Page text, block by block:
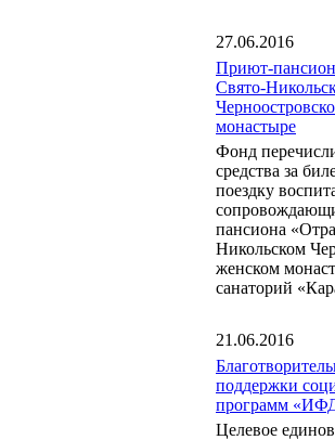
27.06.2016
Приют-
Свято-
монастыре
Фонд
средства за
поездку
пансиона
Никольском
женском
санаторий
21.06.2016
поддержки
программ
Целевое